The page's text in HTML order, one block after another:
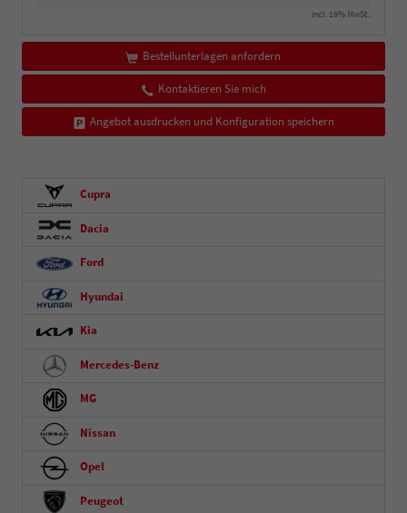
incl. 19% MwSt.,
Bestellunterlagen anfordern
Kontaktieren Sie mich
Angebot ausdrucken und Konfiguration speichern
Cupra
Dacia
Ford
Hyundai
Kia
Mercedes-Benz
MG
Nissan
Opel
Peugeot